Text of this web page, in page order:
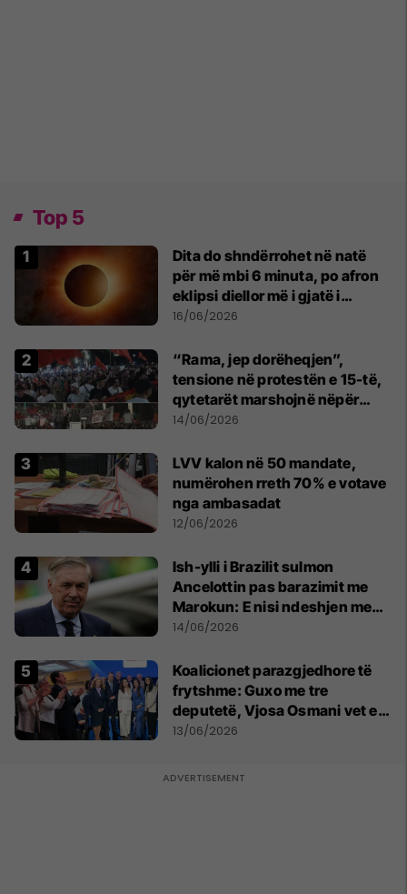
Top 5
Dita do shndërrohet në natë
për më mbi 6 minuta, po afron
eklipsi diellor më i gjatë i
shekullit të 21-të
16/06/2026
“Rama, jep dorëheqjen”,
tensione në protestën e 15-të,
qytetarët marshojnë nëpër
kryeqytet
14/06/2026
LVV kalon në 50 mandate,
numërohen rreth 70% e votave
nga ambasadat
12/06/2026
Ish-ylli i Brazilit sulmon
Ancelottin pas barazimit me
Marokun: E nisi ndeshjen me
formacionin e gabuar
14/06/2026
Koalicionet parazgjedhore të
frytshme: Guxo me tre
deputetë, Vjosa Osmani vet e
treta në Kuvend
13/06/2026